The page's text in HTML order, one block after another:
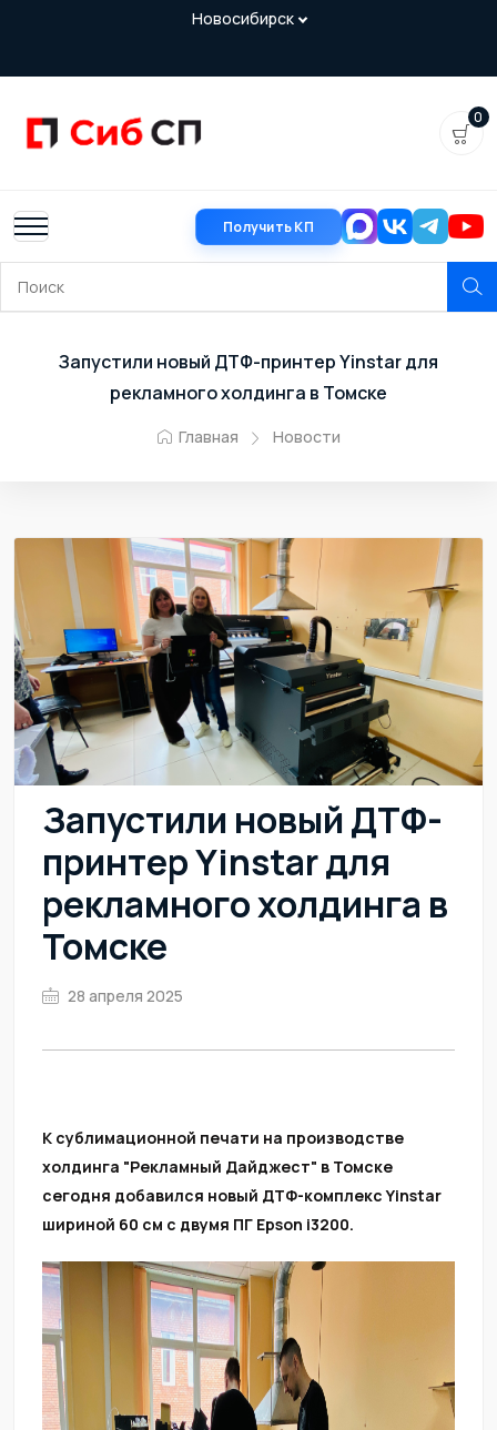
0
Получить КП
Запустили новый ДТФ-принтер Yinstar для
рекламного холдинга в Томске
Главная Новости
Запустили новый ДТФ-
принтер Yinstar для
рекламного холдинга в
Томске
28 апреля 2025
К сублимационной печати на производстве
холдинга "Рекламный Дайджест" в Томске
сегодня добавился новый ДТФ-комплекс Yinstar
шириной 60 см с двумя ПГ Epson i3200.